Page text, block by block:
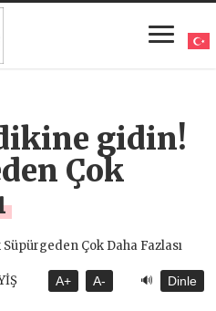
gidin!
Çok
A+ A- 🔊 Dinle